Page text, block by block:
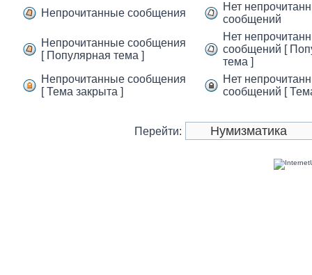
Непрочитанные сообщения
Нет
сообщений
Непрочитанные сообщения
[ Популярная тема ]
Нет
сообщений [
тема ]
Непрочитанные сообщения
[ Тема закрыта ]
Нет
сообщений [
Перейти: